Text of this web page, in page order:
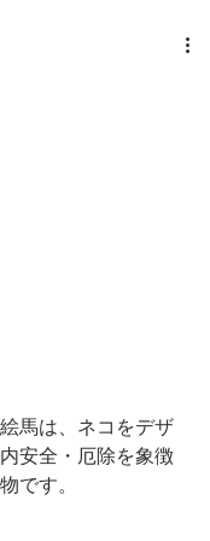
馬は、ネコをデザ
安全・厄除を象徴
です。